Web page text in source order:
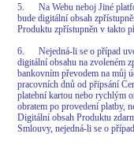
5. Na Webu neboj Jiné
bude digitální obsah
Produktu zpřístupněn v takto
6. Nejedná-li se o případ
digitální obsahu na zvoleném
bankovním převodem na můj
pracovních dnů od připsání
platební kartou nebo rychlým
obratem po provedení platby,
Digitální obsah Produktu
Smlouvy, nejedná-li se o